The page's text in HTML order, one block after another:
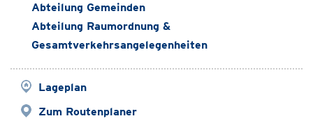
Abteilung Gemeinden
Abteilung Raumordnung &
Gesamtverkehrsangelegenheiten
Lageplan
Zum Routenplaner